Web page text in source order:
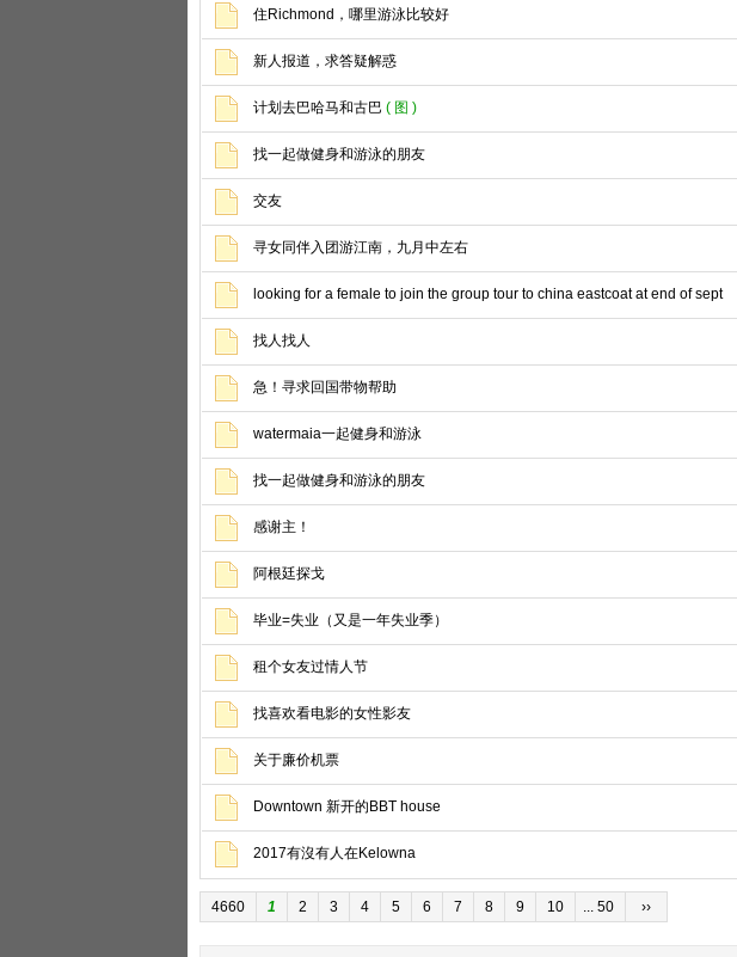
住Richmond，哪里游泳比较好
新人报道，求答疑解惑
计划去巴哈马和古巴 ( 图 )
找一起做健身和游泳的朋友
交友
寻女同伴入团游江南，九月中左右
looking for a female to join the group tour to china eastcoat at end of sept
找人找人
急！寻求回国带物帮助
watermaia一起健身和游泳
找一起做健身和游泳的朋友
感谢主！
阿根廷探戈
毕业=失业（又是一年失业季）
租个女友过情人节
找喜欢看电影的女性影友
关于廉价机票
Downtown 新开的BBT house
2017有沒有人在Kelowna
4660 1 2 3 4 5 6 7 8 9 10 ... 50 ››